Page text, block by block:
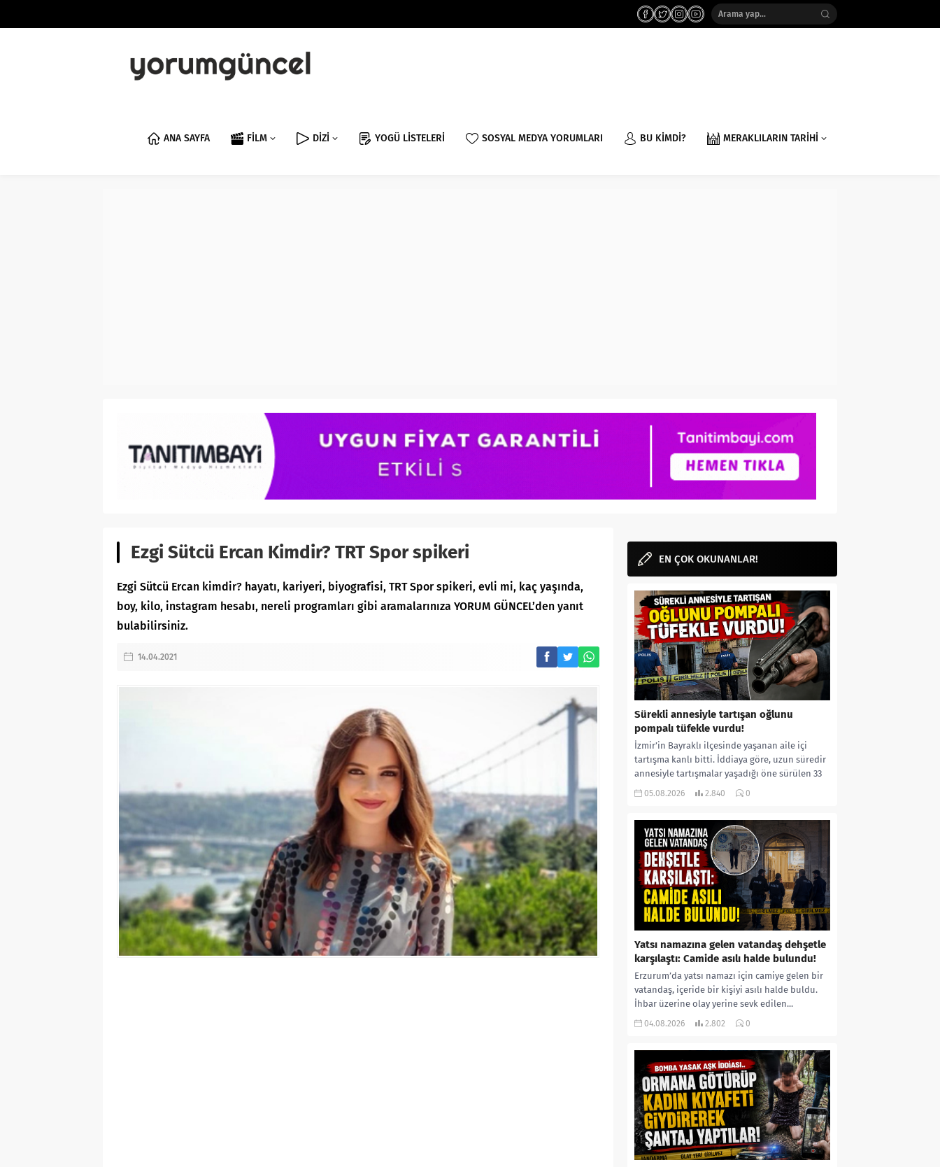
ANA SAYFA FİLM DİZİ YOGÜ LİSTELERİ SOSYAL MEDYA YORUMLARI BU KİMDİ? MERAKLILARIN TARİHİ
Ezgi Sütcü Ercan Kimdir? TRT Spor spikeri
Ezgi Sütcü Ercan kimdir? hayatı, kariyeri, biyografisi, TRT Spor spikeri, evli mi, kaç yaşında,
boy, kilo, instagram hesabı, nereli programları gibi aramalarınıza YORUM GÜNCEL’den yanıt
bulabilirsiniz.
14.04.2021
EN ÇOK OKUNANLAR!
Sürekli annesiyle tartışan oğlunu
pompalı tüfekle vurdu!
İzmir’in Bayraklı ilçesinde yaşanan aile içi
tartışma kanlı bitti. İddiaya göre, uzun süredir
annesiyle tartışmalar yaşadığı öne sürülen 33
yaşındaki...
05.08.2026 2.840 0
Yatsı namazına gelen vatandaş dehşetle
karşılaştı: Camide asılı halde bulundu!
Erzurum’da yatsı namazı için camiye gelen bir
vatandaş, içeride bir kişiyi asılı halde buldu.
İhbar üzerine olay yerine sevk edilen...
04.08.2026 2.802 0